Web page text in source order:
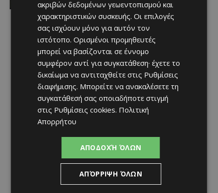
ακριβών δεδομένων γεωεντοπισμού και
χαρακτηριστικών συσκευής. Οι επιλογές
σας ισχύουν μόνο για αυτόν τον
ιστότοπο. Ορισμένοι προμηθευτές
μπορεί να βασίζονται σε έννομο
συμφέρον αντί για συγκατάθεση· έχετε το
δικαίωμα να αντιταχθείτε στις Ρυθμίσεις
διαφήμισης. Μπορείτε να ανακαλέσετε τη
συγκατάθεσή σας οποιαδήποτε στιγμή
στις Ρυθμίσεις cookies. Πολιτική
Απορρήτου
ΑΠΟΔΟΧΉ ΌΛΩΝ
ΑΠΌΡΡΙΨΗ ΌΛΩΝ